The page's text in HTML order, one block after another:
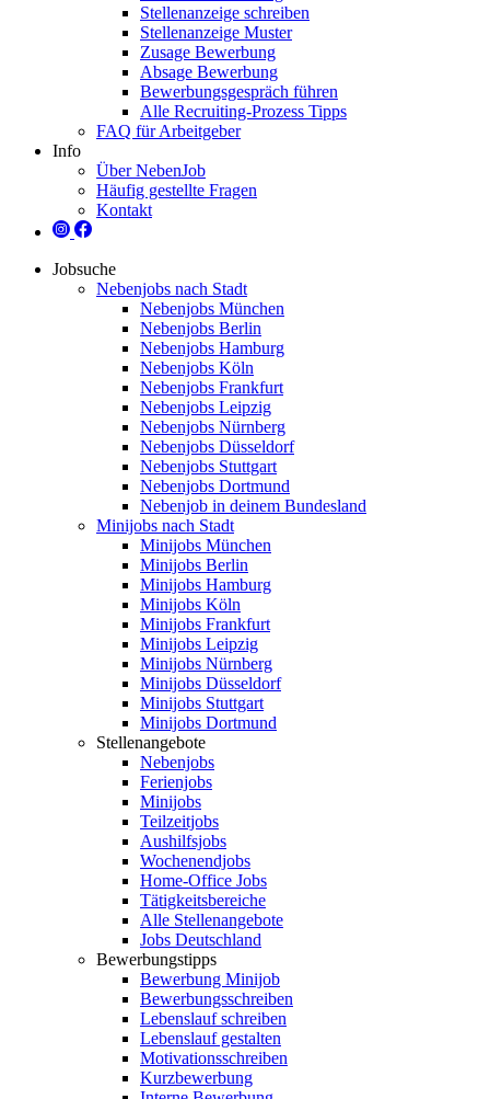
Stellenanzeige schreiben
Stellenanzeige Muster
Zusage Bewerbung
Absage Bewerbung
Bewerbungsgespräch führen
Alle Recruiting-Prozess Tipps
FAQ für Arbeitgeber
Info
Über NebenJob
Häufig gestellte Fragen
Kontakt
Jobsuche
Nebenjobs nach Stadt
Nebenjobs München
Nebenjobs Berlin
Nebenjobs Hamburg
Nebenjobs Köln
Nebenjobs Frankfurt
Nebenjobs Leipzig
Nebenjobs Nürnberg
Nebenjobs Düsseldorf
Nebenjobs Stuttgart
Nebenjobs Dortmund
Nebenjob in deinem Bundesland
Minijobs nach Stadt
Minijobs München
Minijobs Berlin
Minijobs Hamburg
Minijobs Köln
Minijobs Frankfurt
Minijobs Leipzig
Minijobs Nürnberg
Minijobs Düsseldorf
Minijobs Stuttgart
Minijobs Dortmund
Stellenangebote
Nebenjobs
Ferienjobs
Minijobs
Teilzeitjobs
Aushilfsjobs
Wochenendjobs
Home-Office Jobs
Tätigkeitsbereiche
Alle Stellenangebote
Jobs Deutschland
Bewerbungstipps
Bewerbung Minijob
Bewerbungsschreiben
Lebenslauf schreiben
Lebenslauf gestalten
Motivationsschreiben
Kurzbewerbung